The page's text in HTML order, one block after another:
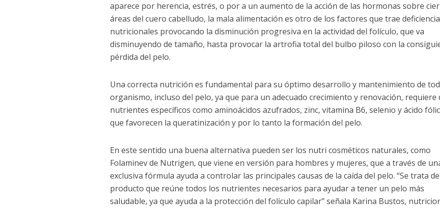
aparece por herencia, estrés, o por a un aumento de la acción de las hormonas sobre
áreas del cuero cabelludo, la mala alimentación es otro de los factores que trae
nutricionales provocando la disminución progresiva en la actividad del folículo, que va
disminuyendo de tamaño, hasta provocar la artrofia total del bulbo piloso con la
pérdida del pelo.
Una correcta nutrición es fundamental para su óptimo desarrollo y mantenimiento de
organismo, incluso del pelo, ya que para un adecuado crecimiento y renovación, requiere
nutrientes específicos como aminoácidos azufrados, zinc, vitamina B6, selenio y ácido
que favorecen la queratinización y por lo tanto la formación del pelo.
En este sentido una buena alternativa pueden ser los nutri cosméticos naturales, como
Folaminev de Nutrigen, que viene en versión para hombres y mujeres, que a través de
exclusiva fórmula ayuda a controlar las principales causas de la caída del pelo. “Se trata
producto que reúne todos los nutrientes necesarios para ayudar a tener un pelo más
saludable, ya que ayuda a la protección del folículo capilar” señala Karina Bustos,